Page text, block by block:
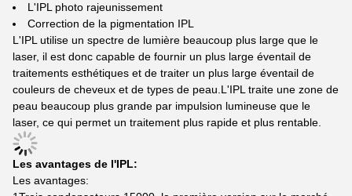
L'IPL photo rajeunissement
Correction de la pigmentation IPL
L'IPL utilise un spectre de lumière beaucoup plus large que le
laser, il est donc capable de fournir un plus large éventail de
traitements esthétiques et de traiter un plus large éventail de
couleurs de cheveux et de types de peau.L'IPL traite une zone de
peau beaucoup plus grande par impulsion lumineuse que le
laser, ce qui permet un traitement plus rapide et plus rentable.
Les avantages de l'IPL:
Les avantages: